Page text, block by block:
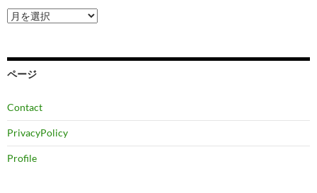
ア
ー
ブ
ページ
Contact
PrivacyPolicy
Profile